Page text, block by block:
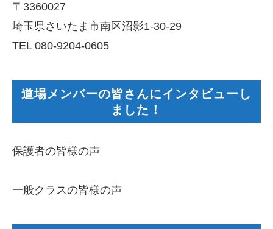
〒3360027
埼玉県さいたま市南区沼影1-30-29
TEL 080-9204-0605
道場メンバーの皆さんにインタビューし
ました！
保護者の皆様の声
一般クラスの皆様の声